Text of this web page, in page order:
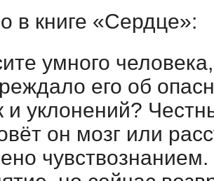
в книге «Сердце»:
умного
его об
и уклонений?
он мозг или